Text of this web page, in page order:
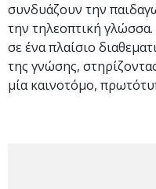
συνδυάζουν την
την τηλεοπτική γλώσσα.
σε ένα πλαίσιο
της γνώσης,
μία καινοτόμο,